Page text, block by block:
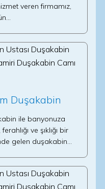
veren firmamız,
Duşakabin
ile banyonuza
ve şıklığı bir
gelen duşakabin…